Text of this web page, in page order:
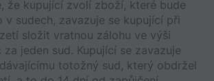
že kupující zvolí zboží, které bude
v sudech, zavazuje se kupující při
složit vratnou zálohu ve výši
za jeden sud. Kupující se zavazuje
totožný sud, který obdržel